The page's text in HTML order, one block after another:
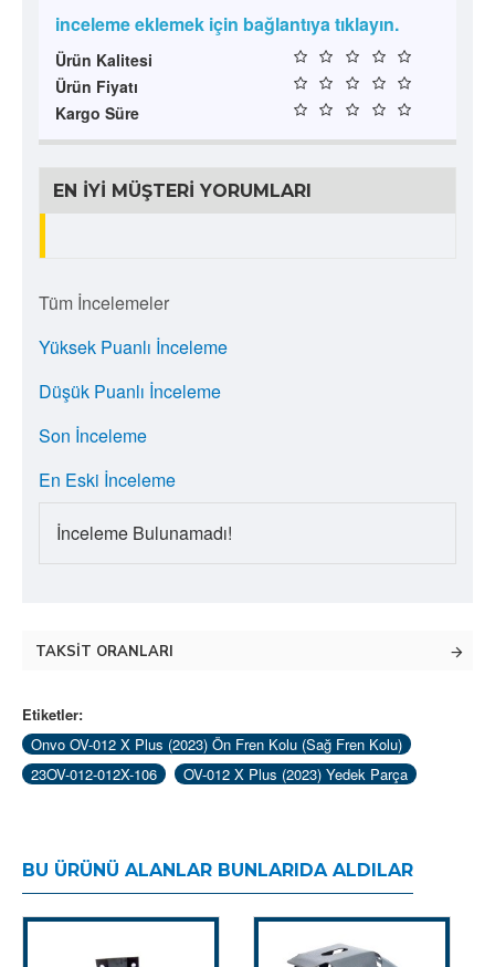
inceleme eklemek için bağlantıya tıklayın.
Ürün Kalitesi
Ürün Fiyatı
Kargo Süre
EN İYI MÜŞTERI YORUMLARI
Tüm İncelemeler
Yüksek Puanlı İnceleme
Düşük Puanlı İnceleme
Son İnceleme
En Eski İnceleme
İnceleme Bulunamadı!
TAKSIT ORANLARI
Etiketler:
Onvo OV-012 X Plus (2023) Ön Fren Kolu (Sağ Fren Kolu)
23OV-012-012X-106
OV-012 X Plus (2023) Yedek Parça
BU ÜRÜNÜ ALANLAR BUNLARIDA ALDILAR